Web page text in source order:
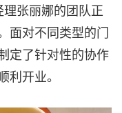
张丽娜的团队正
面对不同类型的门
定了针对性的协作
开业。